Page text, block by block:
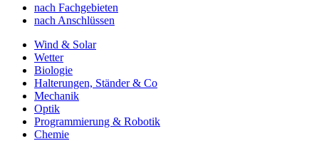
nach Fachgebieten
nach Anschlüssen
Wind & Solar
Wetter
Biologie
Halterungen, Ständer & Co
Mechanik
Optik
Programmierung & Robotik
Chemie